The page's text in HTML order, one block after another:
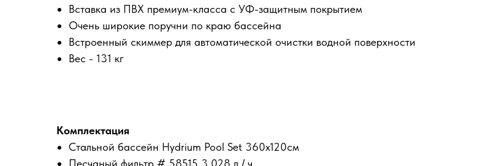
Вставка из ПВХ премиум-класса с УФ-защитным покрытием
Очень широкие поручни по краю бассейна
Встроенный скиммер для автоматической очистки водной поверхности
Вес - 131 кг
Комплектация
Стальной бассейн Hydrium Pool Set 360х120см